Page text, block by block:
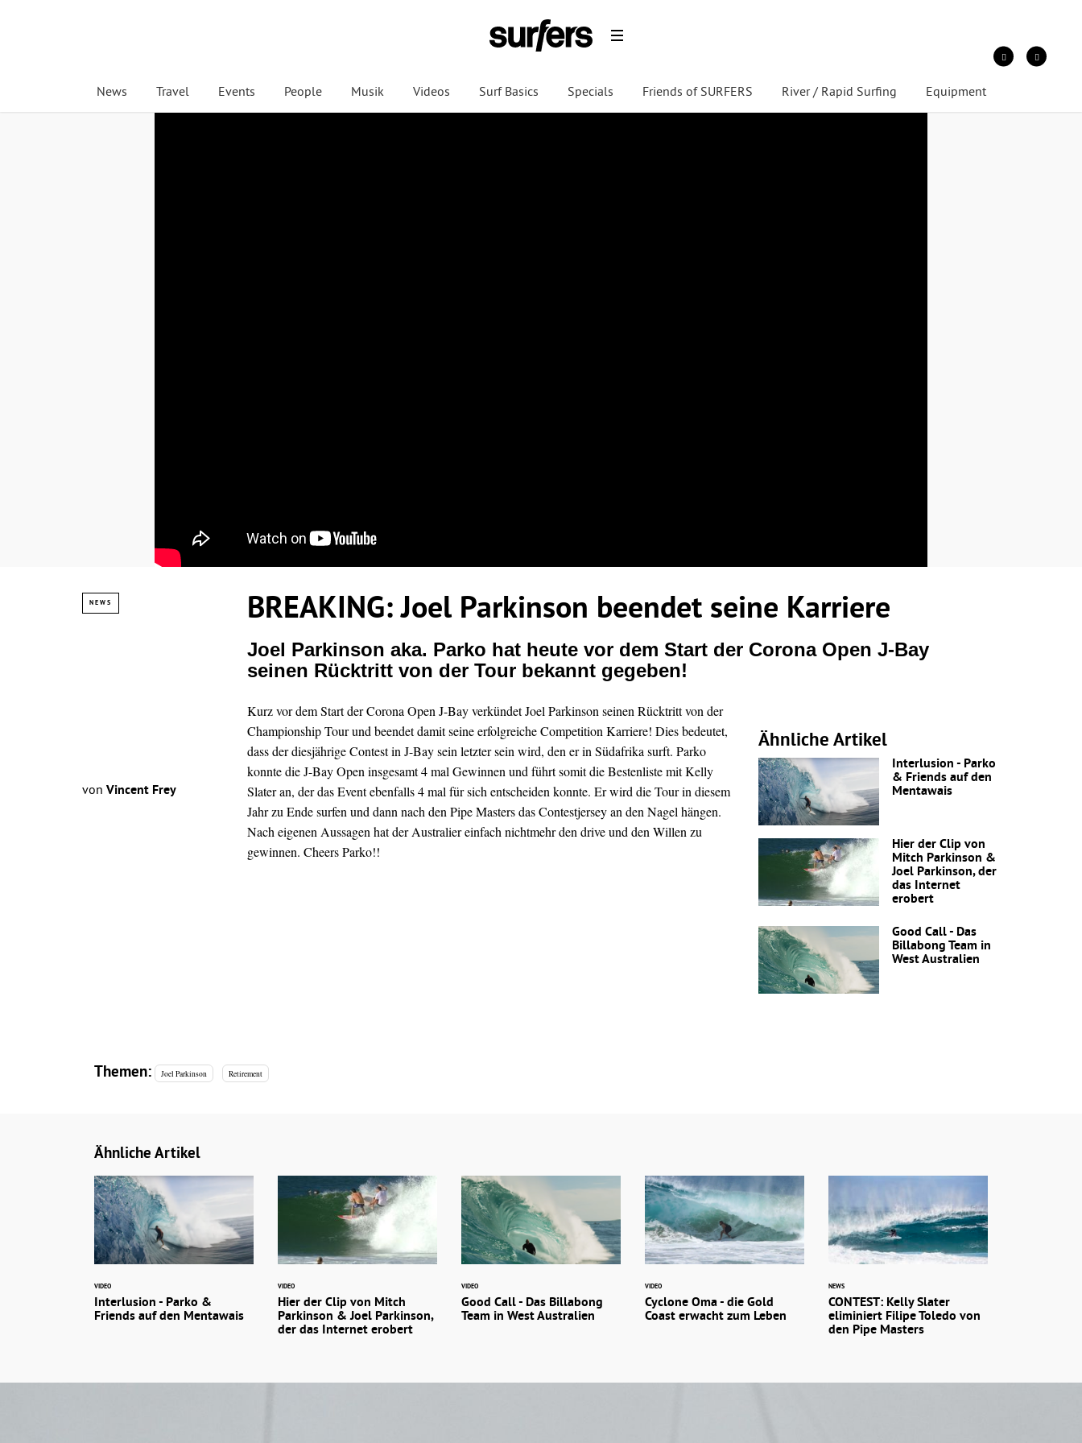
News Travel Events People Musik Videos Surf Basics Specials Friends of SURFERS River / Rapid Surfing Equipment
NEWS BREAKING: Joel Parkinson beendet seine Karriere
Joel Parkinson aka. Parko hat heute vor dem Start der Corona Open J-Bay
seinen Rücktritt von der Tour bekannt gegeben!
von Vincent Frey
Kurz vor dem Start der Corona Open J-Bay verkündet Joel Parkinson seinen Rücktritt von der
Championship Tour und beendet damit seine erfolgreiche Competition Karriere! Dies bedeutet,
dass der diesjährige Contest in J-Bay sein letzter sein wird, den er in Südafrika surft. Parko
konnte die J-Bay Open insgesamt 4 mal Gewinnen und führt somit die Bestenliste mit Kelly
Slater an, der das Event ebenfalls 4 mal für sich entscheiden konnte. Er wird die Tour in diesem
Jahr zu Ende surfen und dann nach den Pipe Masters das Contestjersey an den Nagel hängen.
Nach eigenen Aussagen hat der Australier einfach nichtmehr den drive und den Willen zu
gewinnen. Cheers Parko!!
Ähnliche Artikel
Interlusion - Parko
& Friends auf den
Mentawais
Hier der Clip von
Mitch Parkinson &
Joel Parkinson, der
das Internet
erobert
Good Call - Das
Billabong Team in
West Australien
Themen: Joel Parkinson Retirement
Ähnliche Artikel
VIDEO
Interlusion - Parko &
Friends auf den Mentawais
VIDEO
Hier der Clip von Mitch
Parkinson & Joel Parkinson,
der das Internet erobert
VIDEO
Good Call - Das Billabong
Team in West Australien
VIDEO
Cyclone Oma - die Gold
Coast erwacht zum Leben
NEWS
CONTEST: Kelly Slater
eliminiert Filipe Toledo von
den Pipe Masters